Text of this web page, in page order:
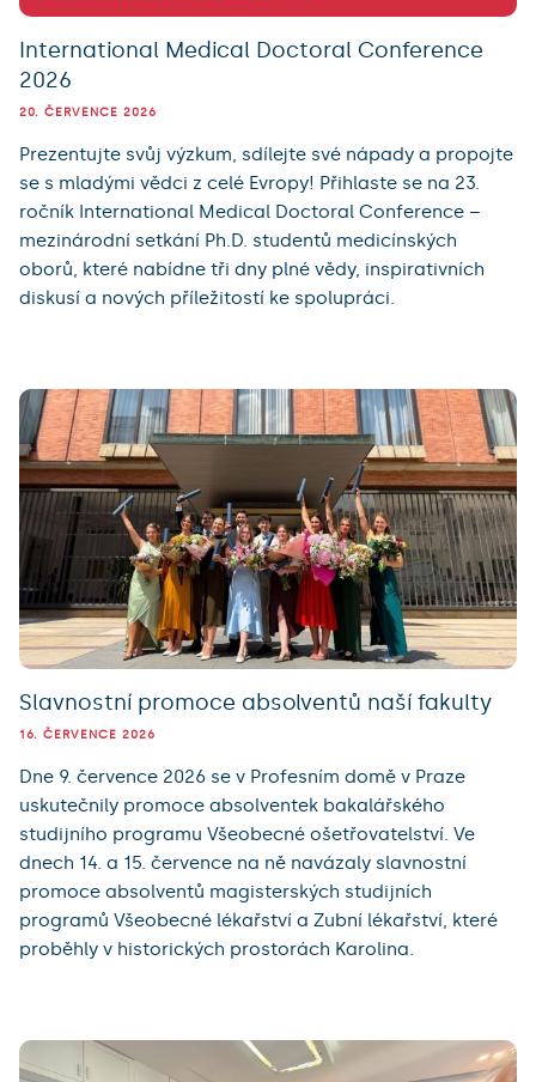
International Medical Doctoral Conference
2026
20. ČERVENCE 2026
Prezentujte svůj výzkum, sdílejte své nápady a propojte
se s mladými vědci z celé Evropy! Přihlaste se na 23.
ročník International Medical Doctoral Conference –
mezinárodní setkání Ph.D. studentů medicínských
oborů, které nabídne tři dny plné vědy, inspirativních
diskusí a nových příležitostí ke spolupráci.
Slavnostní promoce absolventů naší fakulty
16. ČERVENCE 2026
Dne 9. července 2026 se v Profesním domě v Praze
uskutečnily promoce absolventek bakalářského
studijního programu Všeobecné ošetřovatelství. Ve
dnech 14. a 15. července na ně navázaly slavnostní
promoce absolventů magisterských studijních
programů Všeobecné lékařství a Zubní lékařství, které
proběhly v historických prostorách Karolina.